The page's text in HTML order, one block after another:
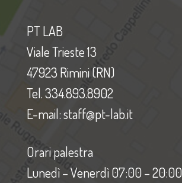
PT LAB
Viale Trieste 13
47923 Rimini (RN)
Tel. 334.893.8902
E-mail: staff@pt-lab.it
Orari palestra
Lunedì – Venerdì 07:00 – 20:00